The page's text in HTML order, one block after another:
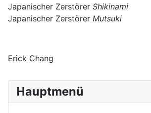
Hauptmenü
Japanischer Zerstörer Shikinami
Japanischer Zerstörer Mutsuki
Erick Chang